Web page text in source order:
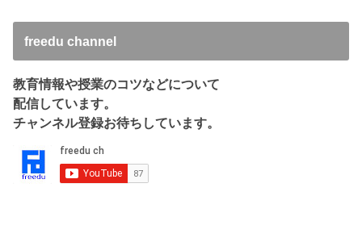
freedu channel
教育情報や授業のコツなどについて
配信しています。
チャンネル登録お待ちしています。